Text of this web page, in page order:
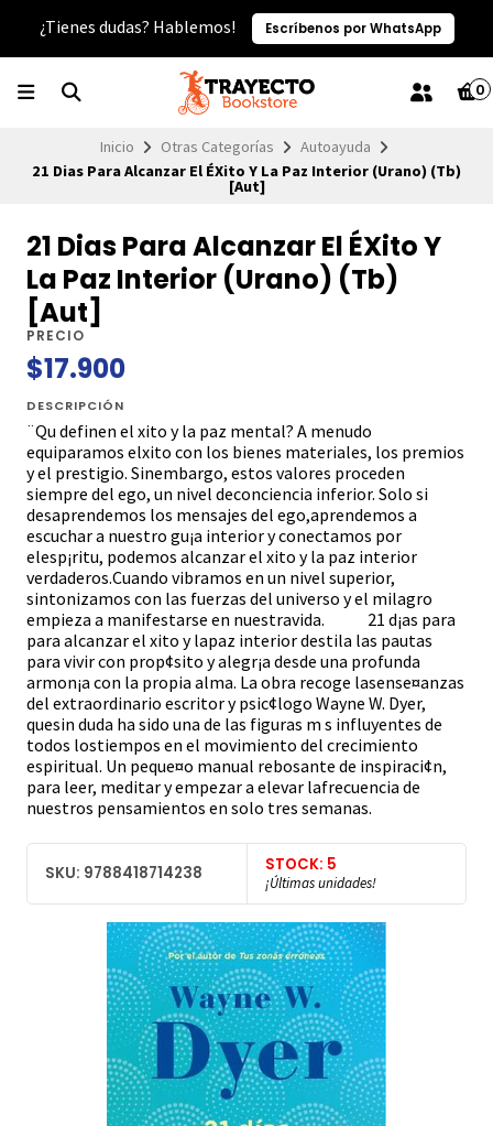
¿Tienes dudas? Hablemos! Escríbenos por WhatsApp
0
Inicio Otras Categorías
Autoayuda
21 Dias Para Alcanzar El ÉXito Y La Paz Interior (Urano) (Tb)
[Aut]
21 Dias Para Alcanzar El ÉXito Y
La Paz Interior (Urano) (Tb)
[Aut]
PRECIO
$17.900
DESCRIPCIÓN
¨Qu definen el xito y la paz mental? A menudo
equiparamos elxito con los bienes materiales, los premios
y el prestigio. Sinembargo, estos valores proceden
siempre del ego, un nivel deconciencia inferior. Solo si
desaprendemos los mensajes del ego,aprendemos a
escuchar a nuestro gu¡a interior y conectamos por
elesp¡ritu, podemos alcanzar el xito y la paz interior
verdaderos.Cuando vibramos en un nivel superior,
sintonizamos con las fuerzas del universo y el milagro
empieza a manifestarse en nuestravida. 21 d¡as para
para alcanzar el xito y lapaz interior destila las pautas
para vivir con prop¢sito y alegr¡a desde una profunda
armon¡a con la propia alma. La obra recoge lasense¤anzas
del extraordinario escritor y psic¢logo Wayne W. Dyer,
quesin duda ha sido una de las figuras m s influyentes de
todos lostiempos en el movimiento del crecimiento
espiritual. Un peque¤o manual rebosante de inspiraci¢n,
para leer, meditar y empezar a elevar lafrecuencia de
nuestros pensamientos en solo tres semanas.
SKU: 9788418714238 STOCK: 5
¡Últimas unidades!